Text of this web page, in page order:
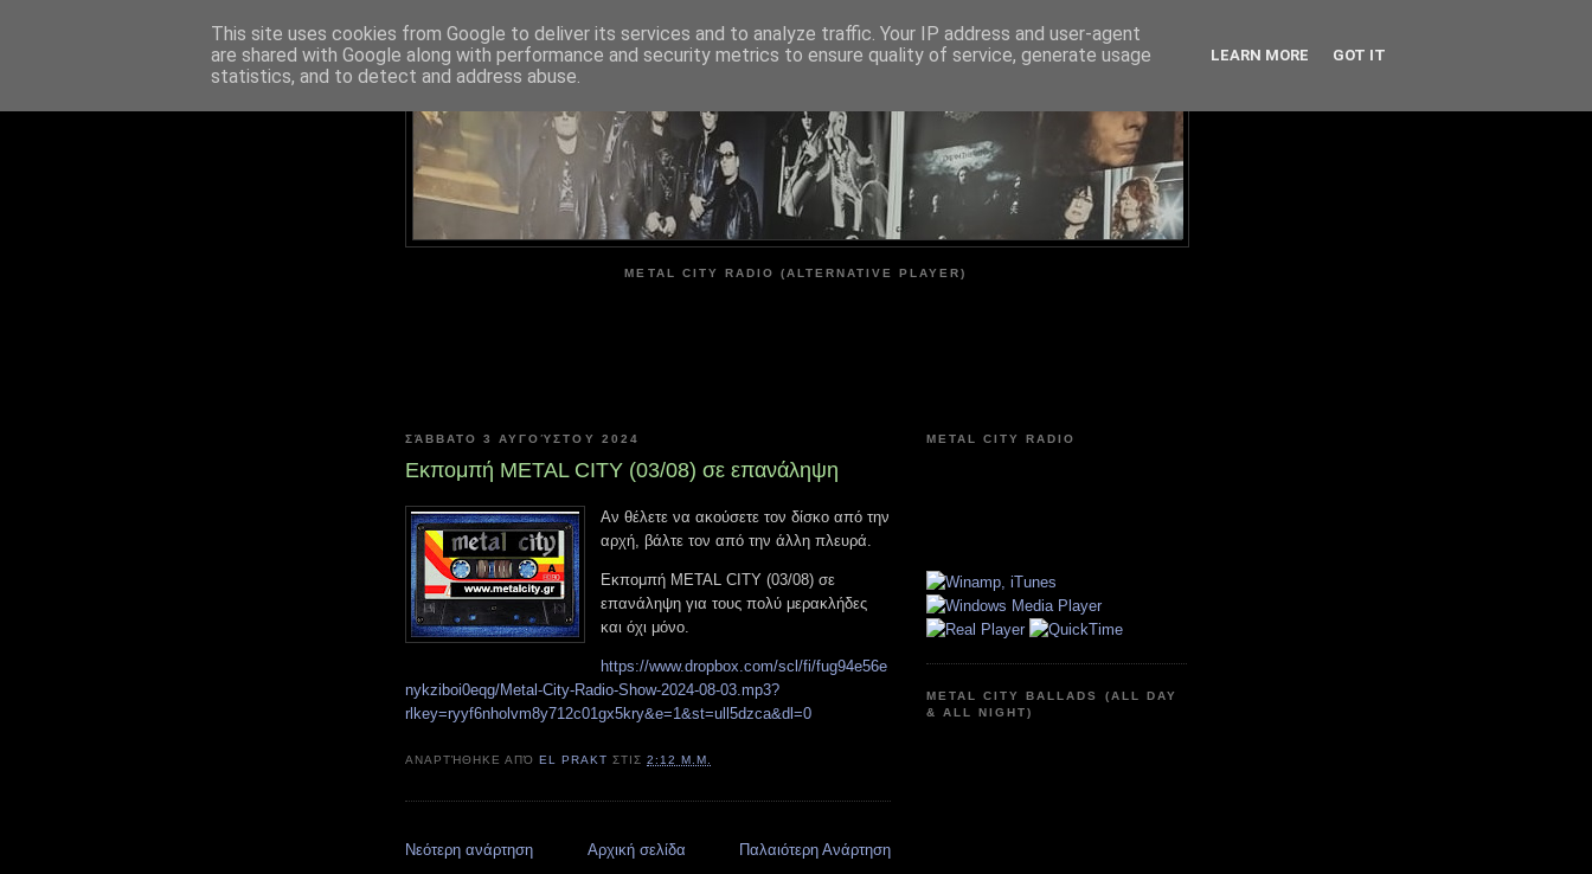
METAL CITY
METAL CITY RADIO (ALTERNATIVE PLAYER)
ΣΆΒΒΑΤΟ 3 ΑΥΓΟΎΣΤΟΥ 2024
Εκπομπή METAL CITY (03/08) σε επανάληψη
Αν θέλετε να ακούσετε τον δίσκο από την
αρχή, βάλτε τον από την άλλη πλευρά.
Εκπομπή METAL CITY (03/08) σε
επανάληψη για τους πολύ μερακλήδες
και όχι μόνο.
https://www.dropbox.com/scl/fi/fug94e56e
nykziboi0eqg/Metal-City-Radio-Show-2024-08-03.mp3?
rlkey=ryyf6nholvm8y712c01gx5kry&e=1&st=ull5dzca&dl=0
ΑΝΑΡΤΉΘΗΚΕ ΑΠΌEL PRAKT ΣΤΙΣ2:12 Μ.Μ.
Νεότερη ανάρτηση Παλαιότερη Ανάρτηση
Αρχική σελίδα
METAL CITY RADIO
METAL CITY BALLADS (ALL DAY
& ALL NIGHT)
This site uses cookies from Google to deliver its services and to analyze traffic. Your IP address and user-agent
are shared with Google along with performance and security metrics to ensure quality of service, generate usage
statistics, and to detect and address abuse.
LEARN MORE GOT IT